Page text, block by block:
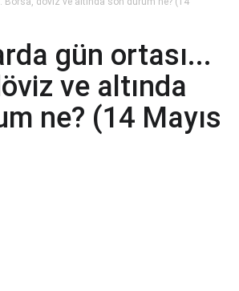
gün ortası...
ve altında
ne? (14 Mayıs